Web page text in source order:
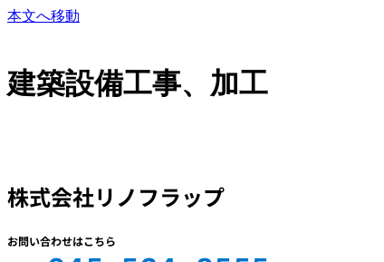
本文へ移動
建築設備工事、加工
株式会社リノフラップ
お問い合わせはこちら